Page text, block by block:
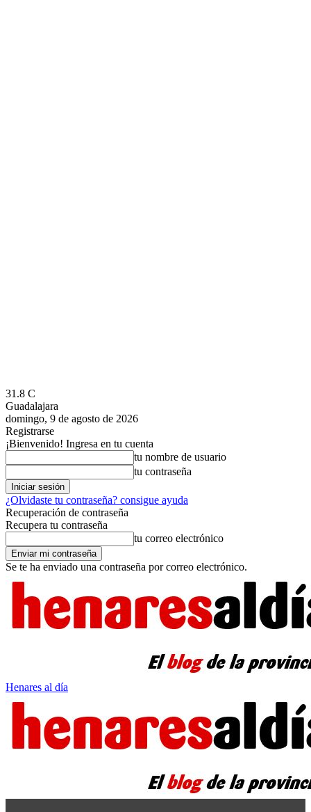
31.8 C
Guadalajara
domingo, 9 de agosto de 2026
Registrarse
¡Bienvenido! Ingresa en tu cuenta
tu nombre de usuario
tu contraseña
¿Olvidaste tu contraseña? consigue ayuda
Recuperación de contraseña
Recupera tu contraseña
tu correo electrónico
Se te ha enviado una contraseña por correo electrónico.
Henares al día